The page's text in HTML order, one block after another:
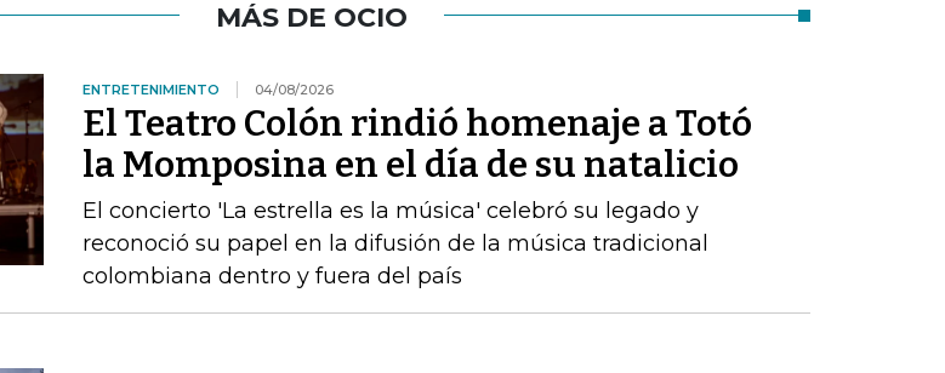
MÁS DE OCIO
ENTRETENIMIENTO 04/08/2026
El Teatro Colón rindió homenaje a Totó
la Momposina en el día de su natalicio
El concierto 'La estrella es la música' celebró su legado y
reconoció su papel en la difusión de la música tradicional
colombiana dentro y fuera del país